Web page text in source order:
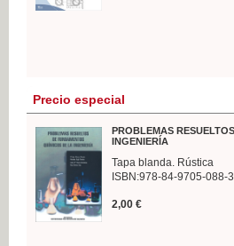
Precio especial
PROBLEMAS
INGENIERÍA
Tapa blanda. Rústica
ISBN:978-84-9705-088-3
2,00 €